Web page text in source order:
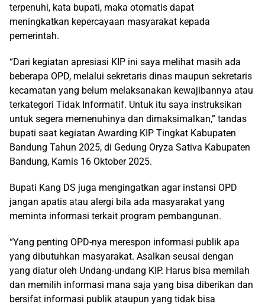
terpenuhi, kata bupati, maka otomatis dapat
meningkatkan kepercayaan masyarakat kepada
pemerintah.
“Dari kegiatan apresiasi KIP ini saya melihat masih ada
beberapa OPD, melalui sekretaris dinas maupun sekretaris
kecamatan yang belum melaksanakan kewajibannya atau
terkategori Tidak Informatif. Untuk itu saya instruksikan
untuk segera memenuhinya dan dimaksimalkan,” tandas
bupati saat kegiatan Awarding KIP Tingkat Kabupaten
Bandung Tahun 2025, di Gedung Oryza Sativa Kabupaten
Bandung, Kamis 16 Oktober 2025.
Bupati Kang DS juga mengingatkan agar instansi OPD
jangan apatis atau alergi bila ada masyarakat yang
meminta informasi terkait program pembangunan.
“Yang penting OPD-nya merespon informasi publik apa
yang dibutuhkan masyarakat. Asalkan seusai dengan
yang diatur oleh Undang-undang KIP. Harus bisa memilah
dan memilih informasi mana saja yang bisa diberikan dan
bersifat informasi publik ataupun yang tidak bisa